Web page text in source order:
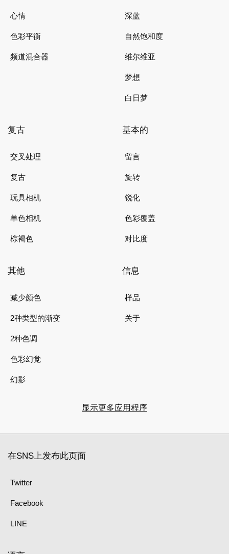
心情
色彩平衡
频道混合器
深蓝
自然饱和度
维尔维亚
梦想
白日梦
复古
交叉处理
复古
玩具相机
单色相机
棕褐色
基本的
留言
旋转
锐化
色彩覆盖
对比度
其他
减少颜色
2种类型的渐变
2种色调
色彩幻觉
幻影
信息
样品
关于
显示更多应用程序
在SNS上发布此页面
Twitter
Facebook
LINE